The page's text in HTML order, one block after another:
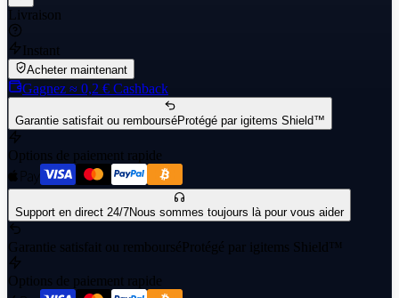
Livraison
Instant
Acheter maintenant
Gagnez ≈ 0,2 € Cashback
Garantie satisfait ou rembourséProtégé par igitems Shield™
Options de paiement rapide
Support en direct 24/7Nous sommes toujours là pour vous aider
Garantie satisfait ou rembourséProtégé par igitems Shield™
Options de paiement rapide